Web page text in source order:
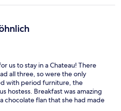
us to stay in a Chateau! There
all three, so were the only
with period furniture, the
hostess. Breakfast was amazing
chocolate flan that she had made
and really wished that we